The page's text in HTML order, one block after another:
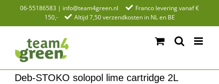
06-55186583 | info@team4green.nl
Franco levering vanaf €
150,-
Altijd 7,50 verzendkosten in NL en BE
Deb-STOKO solopol lime cartridge 2L